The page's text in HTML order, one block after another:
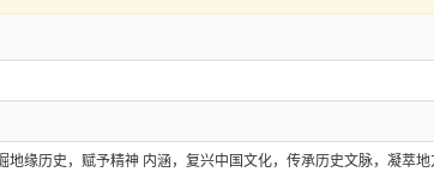
缘历史，赋予精神 内涵，复兴中国文化，传承历史文脉，凝